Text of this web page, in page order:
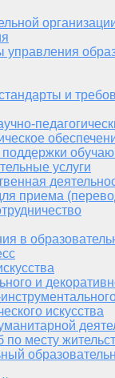
управления
и
услуги
приема
в
и
искусства
месту